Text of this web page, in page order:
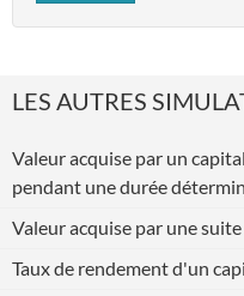
LES AUTRES
Valeur acquise par un
pendant une durée
Valeur acquise par une
Taux de rendement d'un